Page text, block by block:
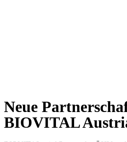
Neue
BIOVITAL